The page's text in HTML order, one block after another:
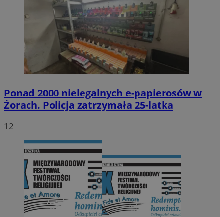
Ponad 2000 nielegalnych e-papierosów w
Żorach. Policja zatrzymała 25-latka
12